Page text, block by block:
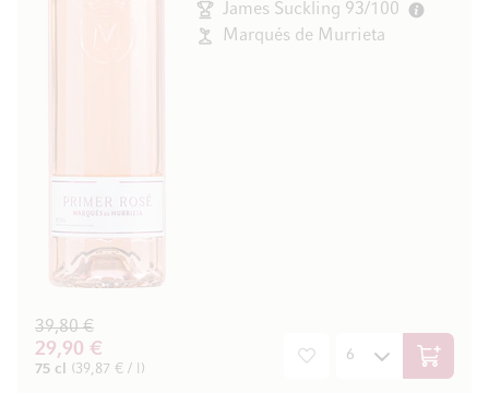
James Suckling 93/100
Marqués de Murrieta
29,90 €
39,80 €
75 cl (39,87 € / l) In den